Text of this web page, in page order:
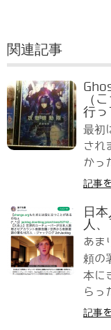
関連記事
（
行っ
最初
され
かっ
記事
日
人
あま
頼の
本に
らっ
記事